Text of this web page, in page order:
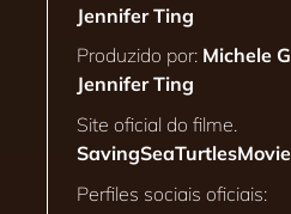
Jennifer Ting
Produzido por: Michele
Jennifer Ting
Site oficial do filme.
Perfiles sociais oficiais: